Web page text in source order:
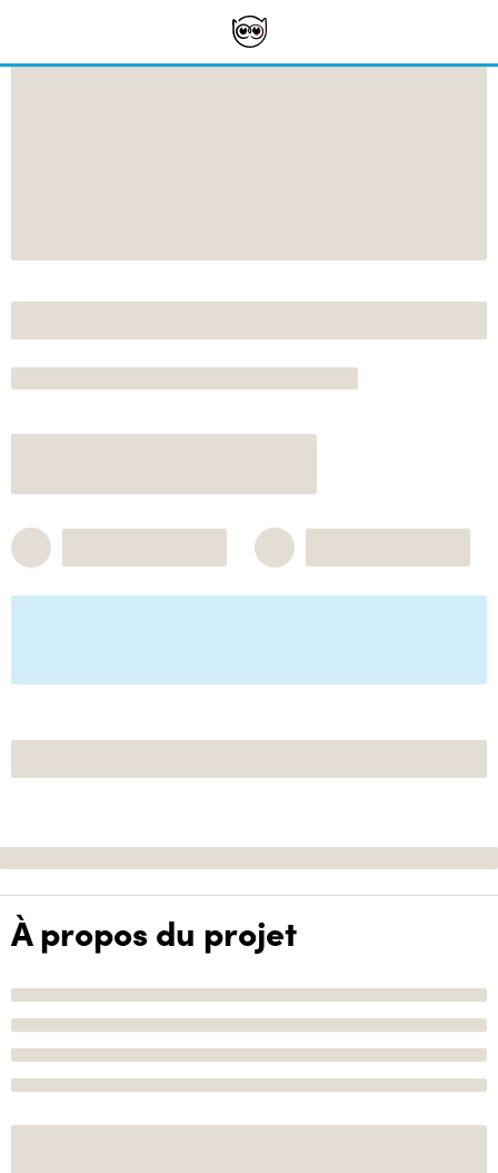
À propos du projet